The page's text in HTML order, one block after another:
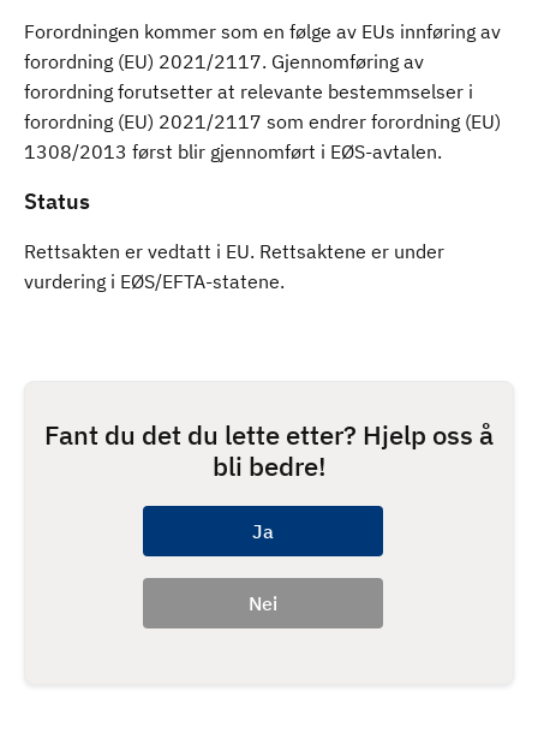
Forordningen kommer som en følge av EUs innføring av
forordning (EU) 2021/2117. Gjennomføring av
forordning forutsetter at relevante bestemmselser i
forordning (EU) 2021/2117 som endrer forordning (EU)
1308/2013 først blir gjennomført i EØS-avtalen.
Status
Rettsakten er vedtatt i EU. Rettsaktene er under
vurdering i EØS/EFTA-statene.
Fant du det du lette etter? Hjelp oss å
bli bedre!